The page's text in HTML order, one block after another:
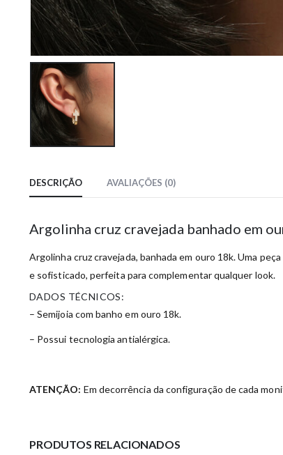
DESCRIÇÃO AVALIAÇÕES (0)
Argolinha cruz cravejada banhado em
Argolinha cruz cravejada, banhada em ouro 18k. Uma
e sofisticado, perfeita para complementar qualquer look.
DADOS TÉCNICOS:
– Semijoia com banho em ouro 18k.
– Possui tecnologia antialérgica.
ATENÇÃO: Em decorrência da configuração de cada
PRODUTOS RELACIONADOS